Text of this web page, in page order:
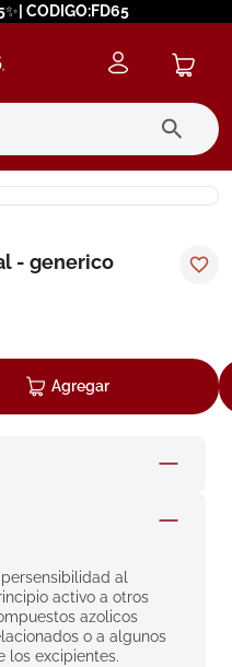
CODIGO:FD65
- generico
Agregar
al
activo a otros
azolicos
o a algunos
los excipientes.